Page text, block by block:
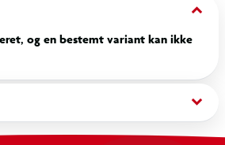
keyboard_arrow_down
og en bestemt variant kan ikke
keyboard_arrow_down